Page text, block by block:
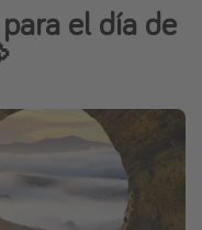
el día de